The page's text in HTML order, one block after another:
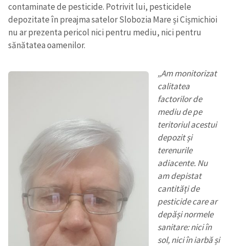
contaminate de pesticide. Potrivit lui, pesticidele
depozitate în preajma satelor Slobozia Mare și Cișmichioi
nu ar prezenta pericol nici pentru mediu, nici pentru
sănătatea oamenilor.
„Am monitorizat
calitatea
factorilor de
mediu de pe
teritoriul acestui
depozit și
terenurile
adiacente. Nu
am depistat
cantități de
pesticide care ar
depăși normele
sanitare: nici în
sol, nici în iarbă și